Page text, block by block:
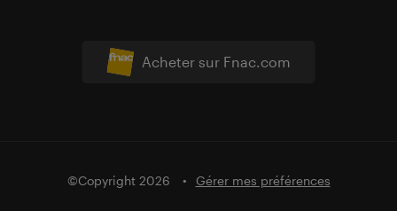
Acheter sur Fnac.com
©Copyright 2026 Gérer mes préférences